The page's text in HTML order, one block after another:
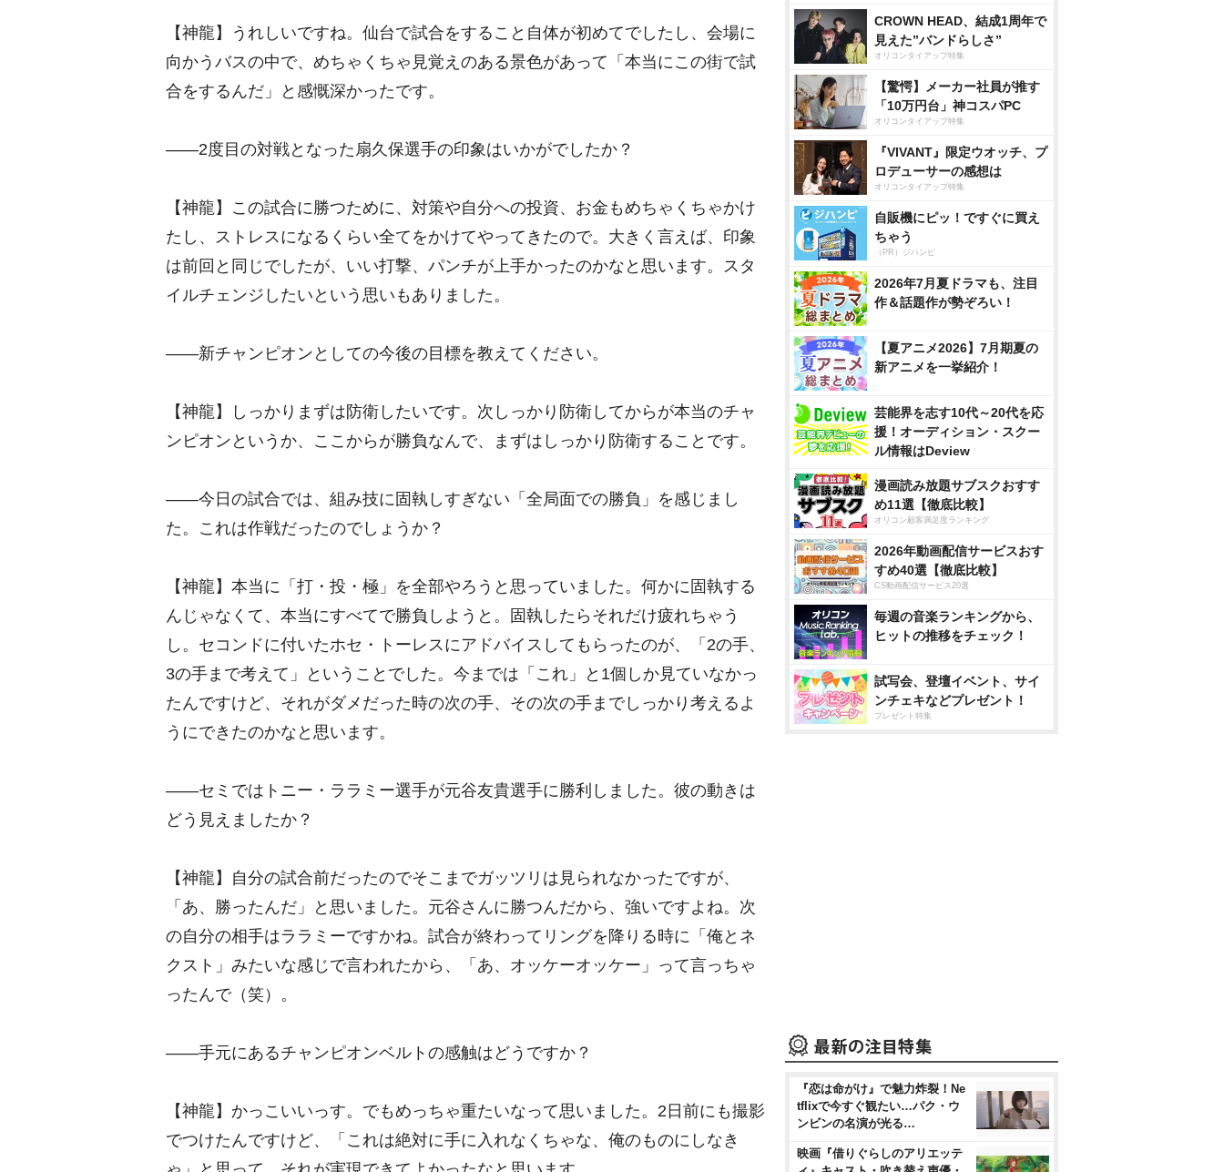
【神龍】うれしいですね。仙台で試合をすること自体が初めてでしたし、会場に
向かうバスの中で、めちゃくちゃ見覚えのある景色があって「本当にこの街で試
合をするんだ」と感慨深かったです。
――2度目の対戦となった扇久保選手の印象はいかがでしたか？
【神龍】この試合に勝つために、対策や自分への投資、お金もめちゃくちゃかけ
たし、ストレスになるくらい全てをかけてやってきたので。大きく言えば、印象
は前回と同じでしたが、いい打撃、パンチが上手かったのかなと思います。スタ
イルチェンジしたいという思いもありました。
――新チャンピオンとしての今後の目標を教えてください。
【神龍】しっかりまずは防衛したいです。次しっかり防衛してからが本当のチャ
ンピオンというか、ここからが勝負なんで、まずはしっかり防衛することです。
――今日の試合では、組み技に固執しすぎない「全局面での勝負」を感じまし
た。これは作戦だったのでしょうか？
【神龍】本当に「打・投・極」を全部やろうと思っていました。何かに固執する
んじゃなくて、本当にすべてで勝負しようと。固執したらそれだけ疲れちゃう
し。セコンドに付いたホセ・トーレスにアドバイスしてもらったのが、「2の手、
3の手まで考えて」ということでした。今までは「これ」と1個しか見ていなかっ
たんですけど、それがダメだった時の次の手、その次の手までしっかり考えるよ
うにできたのかなと思います。
――セミではトニー・ララミー選手が元谷友貴選手に勝利しました。彼の動きは
どう見えましたか？
【神龍】自分の試合前だったのでそこまでガッツリは見られなかったですが、
「あ、勝ったんだ」と思いました。元谷さんに勝つんだから、強いですよね。次
の自分の相手はララミーですかね。試合が終わってリングを降りる時に「俺とネ
クスト」みたいな感じで言われたから、「あ、オッケーオッケー」って言っちゃ
ったんで（笑）。
――手元にあるチャンピオンベルトの感触はどうですか？
【神龍】かっこいいっす。でもめっちゃ重たいなって思いました。2日前にも撮影
でつけたんですけど、「これは絶対に手に入れなくちゃな、俺のものにしなき
CROWN HEAD、結成1周年で
見えた”バンドらしさ”
オリコンタイアップ特集
【驚愕】メーカー社員が推す
「10万円台」神コスパPC
オリコンタイアップ特集
『VIVANT』限定ウオッチ、プ
ロデューサーの感想は
オリコンタイアップ特集
自販機にピッ！ですぐに買え
ちゃう
（PR）ジハンピ
2026年7月夏ドラマも、注目
作＆話題作が勢ぞろい！
【夏アニメ2026】7月期夏の
新アニメを一挙紹介！
芸能界を志す10代～20代を応
援！オーディション・スクー
ル情報はDeview
漫画読み放題サブスクおすす
め11選【徹底比較】
オリコン顧客満足度ランキング
2026年動画配信サービスおす
すめ40選【徹底比較】
CS動画配信サービス20選
毎週の音楽ランキングから、
ヒットの推移をチェック！
試写会、登壇イベント、サイ
ンチェキなどプレゼント！
プレゼント特集
『恋は命がけ』で魅力炸裂！Ne
tflixで今すぐ観たい…パク・ウ
ンビンの名演が光る…
映画『借りぐらしのアリエッテ